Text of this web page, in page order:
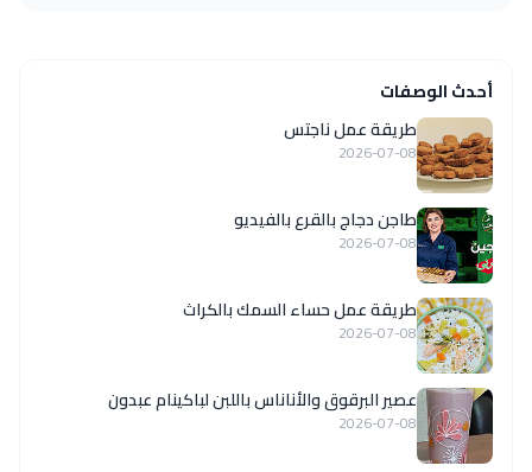
أحدث الوصفات
طريقة عمل ناجتس
2026-07-08
طاجن دجاج بالقرع بالفيديو
2026-07-08
طريقة عمل حساء السمك بالكراث
2026-07-08
عصير البرقوق والأناناس باللبن لباكينام عبدون
2026-07-08